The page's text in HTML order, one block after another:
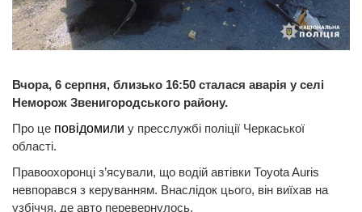
Вчора, 6 серпня, близько 16:50 сталася аварія у селі
Неморож Звенигородського району.
Про це повідомили у пресслужбі поліції Черкаської
області.
Правоохоронці з’ясували, що водій автівки Тоyota Auris
невпорався з керуванням. Внаслідок цього, він виїхав на
узбіччя, де авто перевернулось.